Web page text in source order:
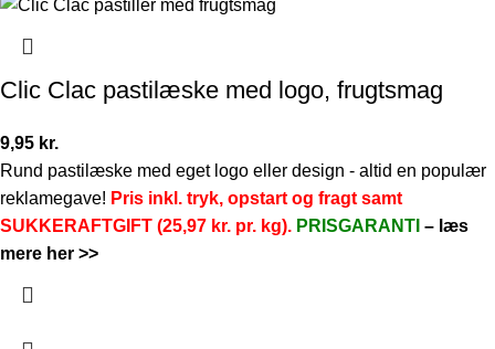
Clic Clac pastilæske med logo, frugtsmag
9,95 kr.
Rund pastilæske med eget logo eller design - altid en populær
reklamegave! Pris inkl. tryk, opstart og fragt samt
SUKKERAFTGIFT (25,97 kr. pr. kg). PRISGARANTI – læs
mere her >>